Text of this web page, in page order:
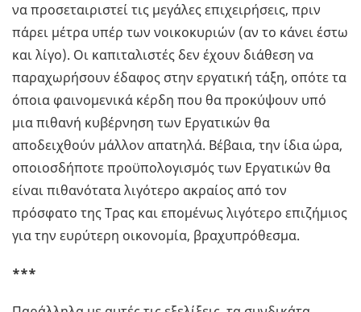
να προσεταιριστεί τις μεγάλες επιχειρήσεις, πριν
πάρει μέτρα υπέρ των νοικοκυριών (αν το κάνει έστω
και λίγο). Οι καπιταλιστές δεν έχουν διάθεση να
παραχωρήσουν έδαφος στην εργατική τάξη, οπότε τα
όποια φαινομενικά κέρδη που θα προκύψουν υπό
μια πιθανή κυβέρνηση των Εργατικών θα
αποδειχθούν μάλλον απατηλά. Βέβαια, την ίδια ώρα,
οποιοσδήποτε προϋπολογισμός των Εργατικών θα
είναι πιθανότατα λιγότερο ακραίος από τον
πρόσφατο της Τρας και επομένως λιγότερο επιζήμιος
για την ευρύτερη οικονομία, βραχυπρόθεσμα.
***